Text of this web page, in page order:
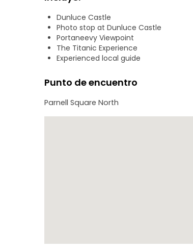
Después de la Calzada, disfrute de unas
cuerda de Carrick-a-Rede y a algunas
A continuación, pasee por los
se hizo famoso por Juego de Tronos.
Por último, llegue a Belfast para
diseño hasta su botadura- utilizando
Este día inolvidable combina maravillas
Dunluce Castle
Photo stop at Dunluce Castle
Portaneevy Viewpoint
The Titanic Experience
Experienced local guide
Punto de encuentro
Parnell Square North